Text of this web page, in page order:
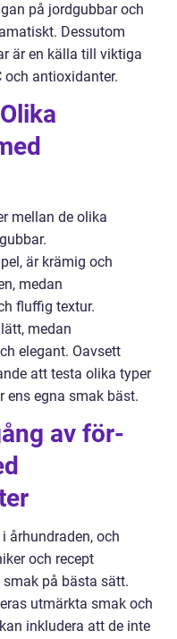
på jordgubbar och
Dessutom
är en källa till viktiga
antioxidanter.
mellan de olika
är krämig och
medan
fluffig textur.
medan
elegant. Oavsett
att testa olika typer
ens egna smak bäst.
av för-
århundraden, och
och recept
på bästa sätt.
utmärkta smak och
inkludera att de inte